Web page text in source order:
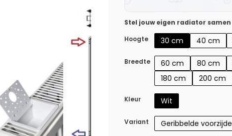
Stel jouw eigen radiator samen
Hoogte
30 cm 40 cm
Breedte 60 cm 80 cm
180 cm
200 cm
Kleur Wit
Variant Geribbelde voorzijde